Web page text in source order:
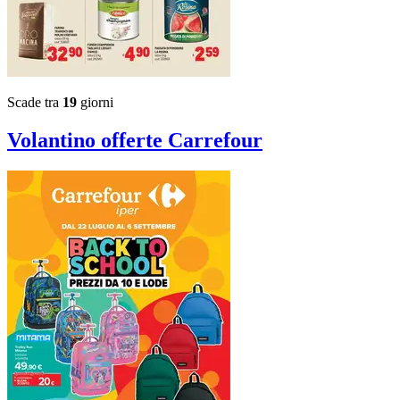
Scade tra 19 giorni
Volantino offerte Carrefour